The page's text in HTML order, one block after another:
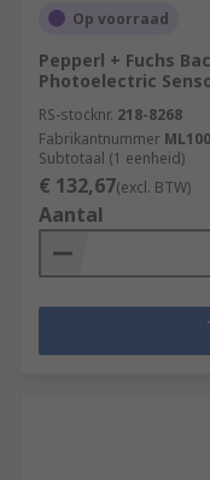
Op voorraad
Pepperl + Fuchs
Photoelectric
RS-stocknr. 218-8268
Fabrikantnummer
Subtotaal (1 eenheid)
€ 132,67(excl. BTW)
Aantal